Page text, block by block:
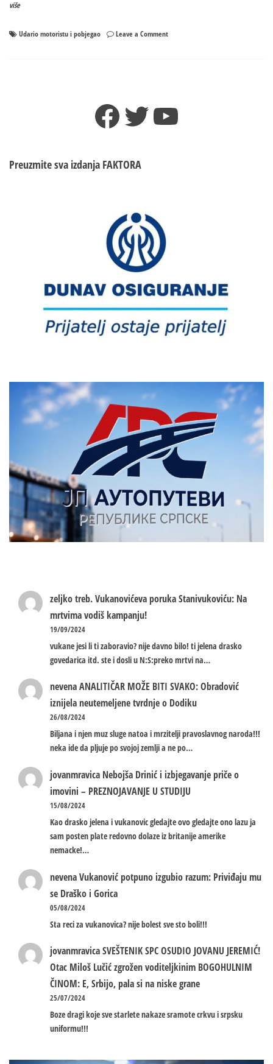
više
Udario motoristu i pobjegao Leave a Commenton
za
vozačem
Facebook
TwitterYouTube
Preuzmite sva izdanja FAKTORA
zeljko treb.Vukanovićeva poruka Stanivukoviću: Na
mrtvima vodiš kampanju!
19/09/2024
vukane jesi li ti zaboravio? nije davno bilo! ti jelena drasko
govedarica itd. ste i dosli u N:S:preko mrtvi na…
nevenaANALITIČAR MOŽE BITI SVAKO: Obradović
iznijela neutemeljene tvrdnje o Dodiku
26/08/2024
Biljana i njen muz sluge natoa i mrzitelji pravoslavnog naroda!!!
neka ide da pljuje po svojoj zemlji a ne po…
jovanmravica Nebojša Drinić i izbjegavanje priče o
imovini – PREZNOJAVANJE U STUDIJU
15/08/2024
Kao drasko jelena i vukanovic gledajte ovo gledajte ono lazu ja
sam posten plate redovno dolaze iz britanije amerike
nemacke!…
nevenaVukanović potpuno izgubio razum: Priviđaju mu
se Draško i Gorica
05/08/2024
Sta reci za vukanovica? nije bolest sve sto boli!!!
jovanmravicaSVEŠTENIK SPC OSUDIO JOVANU JEREMIĆ!
Otac Miloš Lučić zgrožen voditeljkinim BOGOHULNIM
ČINOM: E, Srbijo, pala si na niske grane
25/07/2024
Boze dragi koje sve starlete nakaze sramote crkvu i srpsku
uniformu!!!